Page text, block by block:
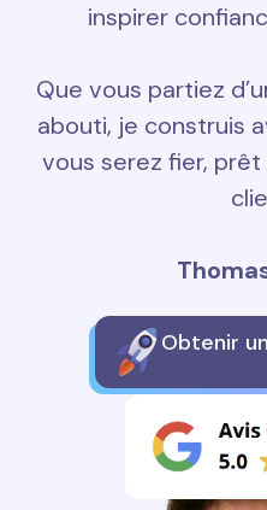
inspirer
Que vous partiez
abouti, je construis
vous serez fier,
Obtenir